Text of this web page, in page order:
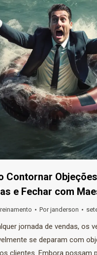
Contornar
e Fechar com
Porjanderson
jornada de vendas, os
se deparam com
clientes. Embora possam